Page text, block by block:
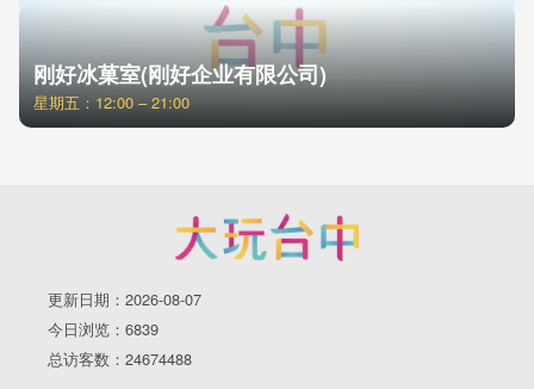
刚好冰菓室(刚好企业有限公司)
星期五：12:00 – 21:00
更新日期：2026-08-07
今日浏览：6839
总访客数：24674488